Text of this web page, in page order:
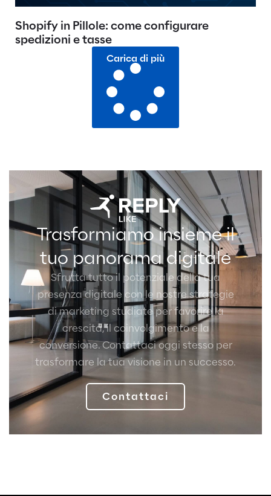
Shopify in Pillole: come configurare
spedizioni e tasse
Carica di più
Trasformiamo insieme il
tuo panorama digitale
Sfrutta tutto il potenziale della tua
presenza digitale con le nostre strategie
di marketing studiate per favorire la
crescita, il coinvolgimento e la
conversione. Contattaci oggi stesso per
trasformare la tua visione in un successo.
Contattaci